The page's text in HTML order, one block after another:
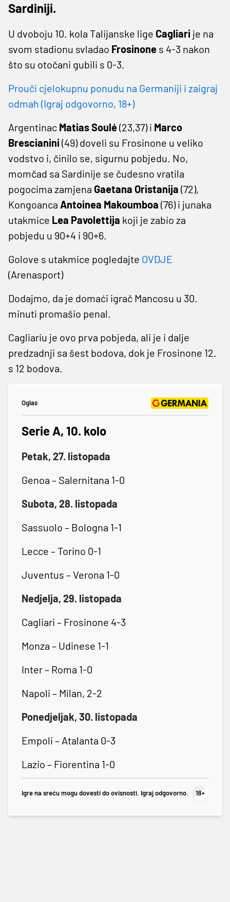
Sardiniji.
U dvoboju 10. kola Talijanske lige Cagliari je na
svom stadionu svladao Frosinone s 4-3 nakon
što su otočani gubili s 0-3.
Prouči cjelokupnu ponudu na Germaniji i zaigraj
odmah (Igraj odgovorno, 18+)
Argentinac Matias Soulé(23,37) i Marco
Brescianini (49) doveli su Frosinone u veliko
vodstvo i, činilo se, sigurnu pobjedu. No,
momčad sa Sardinije se čudesno vratila
pogocima zamjena Gaetana Oristanija (72),
Kongoanca Antoinea Makoumboa (76) i junaka
utakmice Lea Pavolettija koji je zabio za
pobjedu u 90+4 i 90+6.
Golove s utakmice pogledajte OVDJE
(Arenasport)
Dodajmo, da je domaći igrač Mancosu u 30.
minuti promašio penal.
Cagliariu je ovo prva pobjeda, ali je i dalje
predzadnji sa šest bodova, dok je Frosinone 12.
s 12 bodova.
Oglas
Serie A, 10. kolo
Petak, 27. listopada
Genoa – Salernitana 1-0
Subota, 28. listopada
Sassuolo – Bologna 1-1
Lecce – Torino 0-1
Juventus – Verona 1-0
Nedjelja, 29. listopada
Cagliari – Frosinone 4-3
Monza – Udinese 1-1
Inter – Roma 1-0
Napoli – Milan, 2-2
Ponedjeljak, 30. listopada
Empoli – Atalanta 0-3
Lazio – Fiorentina 1-0
Igre na sreću mogu dovesti do ovisnosti. Igraj odgovorno.